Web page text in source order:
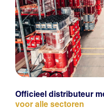
Officieel distributeur
voor alle sectoren